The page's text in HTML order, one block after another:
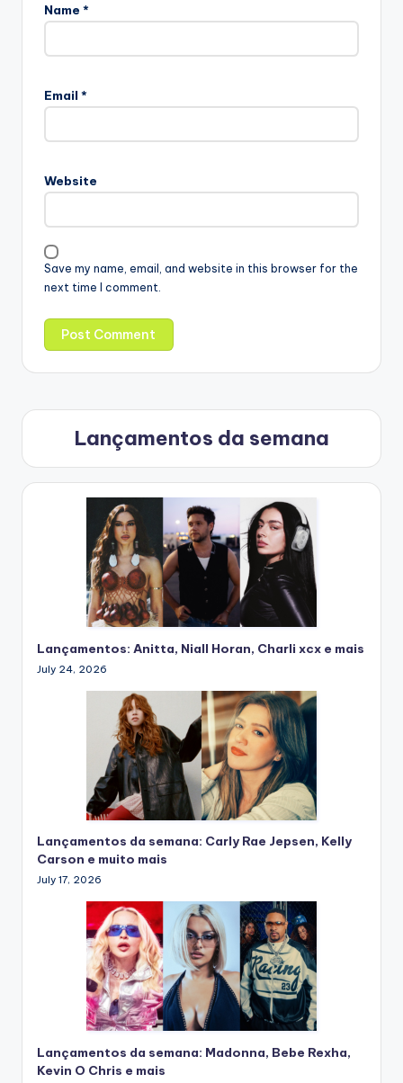
Name *
Email *
Website
Save my name, email, and website in this browser for the
next time I comment.
Lançamentos da semana
Lançamentos: Anitta, Niall Horan, Charli xcx e mais
July 24, 2026
Lançamentos da semana: Carly Rae Jepsen, Kelly
Carson e muito mais
July 17, 2026
Lançamentos da semana: Madonna, Bebe Rexha,
Kevin O Chris e mais